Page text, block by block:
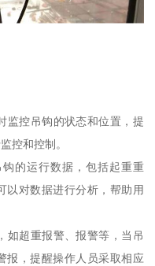
监控吊钩的状态和位置，提
控和控制。
的运行数据，包括起重重
以对数据进行分析，帮助用
如超重报警、报警等，当吊
报，提醒操作人员采取相应